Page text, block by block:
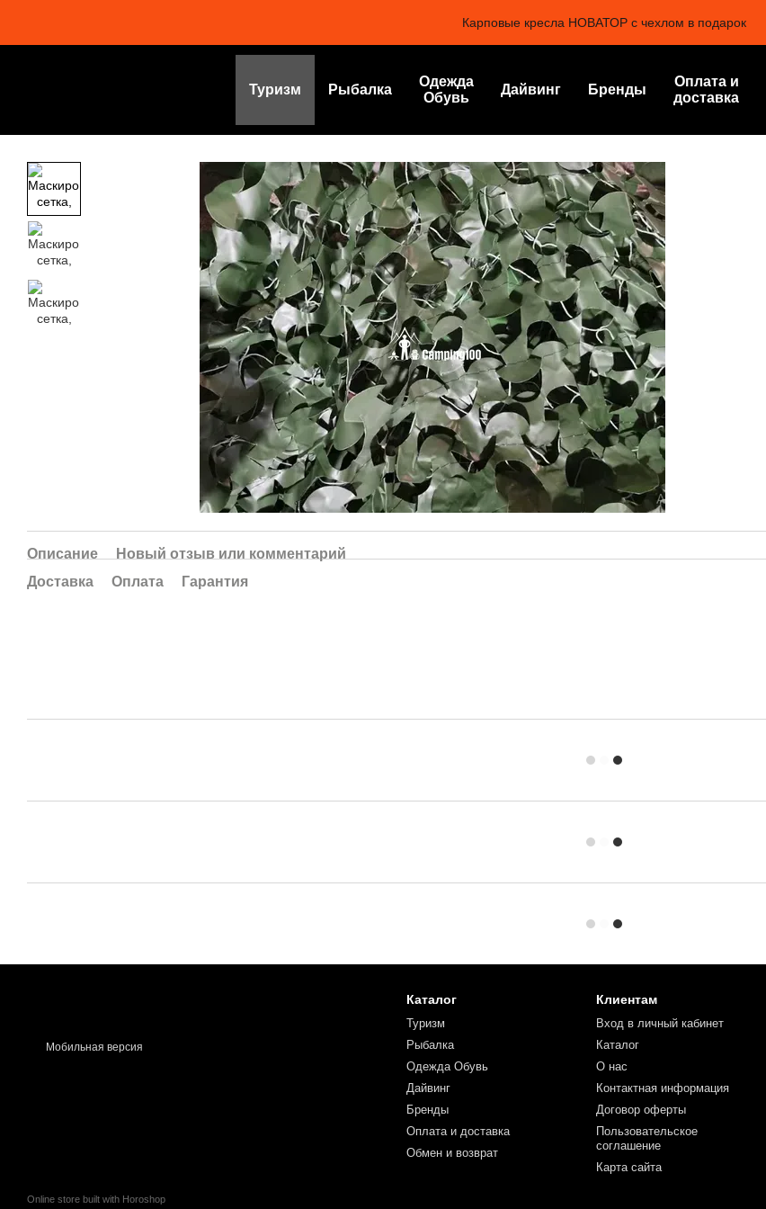
Карповые кресла НОВАТОР с чехлом в подарок
Туризм Рыбалка
Одежда
Обувь
Дайвинг Бренды
Оплата и
доставка
Описание
Новый отзыв или комментарий
Доставка
Оплата Гарантия
Мобильная версия
Online store built with Horoshop
Каталог
Туризм
Рыбалка
Одежда Обувь
Дайвинг
Бренды
Оплата и доставка
Обмен и возврат
Клиентам
Вход в личный кабинет
Каталог
О нас
Контактная информация
Договор оферты
Пользовательское
соглашение
Карта сайта